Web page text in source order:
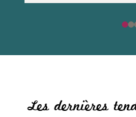
Les dernières